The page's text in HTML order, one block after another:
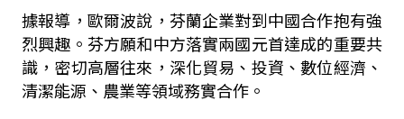
據報導，歐爾波說，芬蘭企業對到中國合作抱有強
烈興趣。芬方願和中方落實兩國元首達成的重要共
識，密切高層往來，深化貿易、投資、數位經濟、
清潔能源、農業等領域務實合作。